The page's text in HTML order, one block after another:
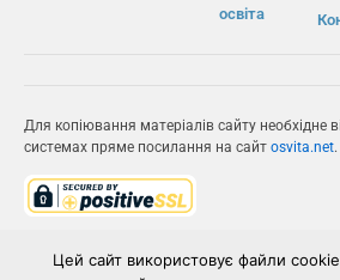
освіта
Для копіювання матеріалів сайту необхідне
системах пряме посилання на сайт osvita.net.
Цей сайт використовує файли